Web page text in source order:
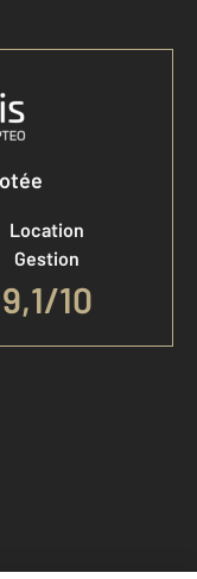
Location
Gestion
9,1/10